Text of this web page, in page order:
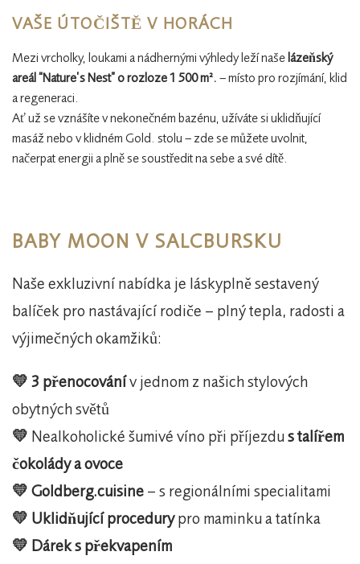
VAŠE ÚTOČIŠTĚ V HORÁCH
Mezi vrcholky, loukami a nádhernými výhledy leží našelázeňský
areál “Nature’s Nest” o rozloze 1 500 m².– místo pro rozjímání, klid
a regeneraci.
Ať už se vznášíte v nekonečném bazénu, užíváte si uklidňující
masáž nebo v klidném Gold. stolu – zde se můžete uvolnit,
načerpat energii a plně se soustředit na sebe a své dítě.
BABY MOON V SALCBURSKU
Naše exkluzivní nabídka je láskyplně sestavený
balíček pro nastávající rodiče – plný tepla, radosti a
výjimečných okamžiků:
💛 3 přenocovánív jednom z našich stylových
obytných světů
💛 Nealkoholické šumivé víno při příjezdus talířem
čokolády a ovoce
💛 Goldberg.cuisine– s regionálními specialitami
💛 Uklidňující procedurypro maminku a tatínka
💛 Dárek s překvapením